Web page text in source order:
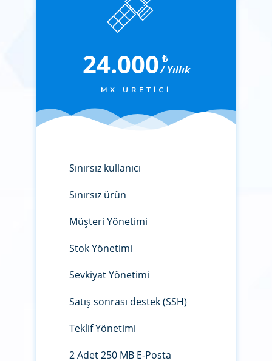
24.000 ₺
/ Yıllık
MX ÜRETICI
Sınırsız kullanıcı
Sınırsız ürün
Müşteri Yönetimi
Stok Yönetimi
Sevkiyat Yönetimi
Satış sonrası destek (SSH)
Teklif Yönetimi
2 Adet 250 MB E-Posta